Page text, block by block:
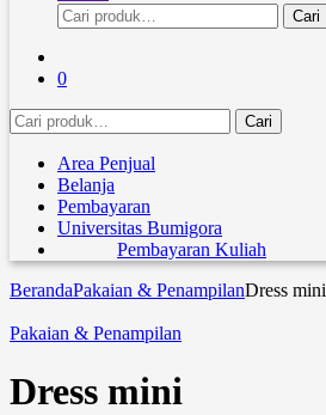
Pencarian
untuk:
Cari
0
Pencarian
untuk:
Cari
Area Penjual
Belanja
Pembayaran
Universitas Bumigora
Pembayaran Kuliah
BerandaPakaian & PenampilanDress mini
Pakaian & Penampilan
Dress mini